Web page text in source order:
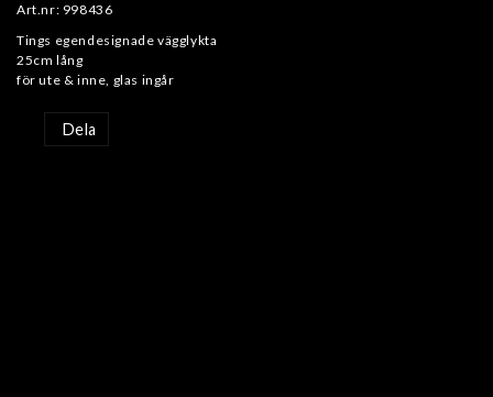
Art.nr: 998436
Tings egendesignade vägglykta
25cm lång
Dela